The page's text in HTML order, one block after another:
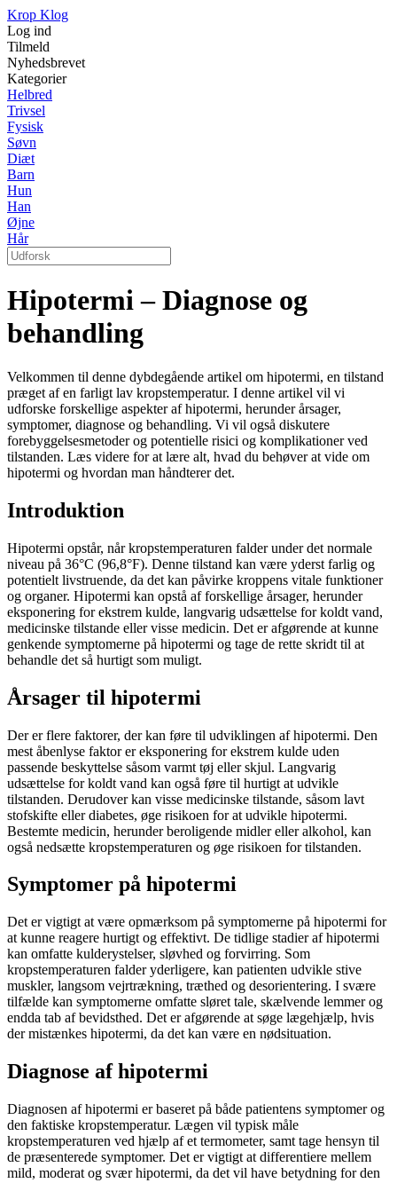
Krop Klog
Log ind
Tilmeld
Nyhedsbrevet
Kategorier
Helbred
Trivsel
Fysisk
Søvn
Diæt
Barn
Hun
Han
Øjne
Hår
Hipotermi – Diagnose og
behandling
Velkommen til denne dybdegående artikel om hipotermi, en tilstand
præget af en farligt lav kropstemperatur. I denne artikel vil vi
udforske forskellige aspekter af hipotermi, herunder årsager,
symptomer, diagnose og behandling. Vi vil også diskutere
forebyggelsesmetoder og potentielle risici og komplikationer ved
tilstanden. Læs videre for at lære alt, hvad du behøver at vide om
hipotermi og hvordan man håndterer det.
Introduktion
Hipotermi opstår, når kropstemperaturen falder under det normale
niveau på 36°C (96,8°F). Denne tilstand kan være yderst farlig og
potentielt livstruende, da det kan påvirke kroppens vitale funktioner
og organer. Hipotermi kan opstå af forskellige årsager, herunder
eksponering for ekstrem kulde, langvarig udsættelse for koldt vand,
medicinske tilstande eller visse medicin. Det er afgørende at kunne
genkende symptomerne på hipotermi og tage de rette skridt til at
behandle det så hurtigt som muligt.
Årsager til hipotermi
Der er flere faktorer, der kan føre til udviklingen af hipotermi. Den
mest åbenlyse faktor er eksponering for ekstrem kulde uden
passende beskyttelse såsom varmt tøj eller skjul. Langvarig
udsættelse for koldt vand kan også føre til hurtigt at udvikle
tilstanden. Derudover kan visse medicinske tilstande, såsom lavt
stofskifte eller diabetes, øge risikoen for at udvikle hipotermi.
Bestemte medicin, herunder beroligende midler eller alkohol, kan
også nedsætte kropstemperaturen og øge risikoen for tilstanden.
Symptomer på hipotermi
Det er vigtigt at være opmærksom på symptomerne på hipotermi for
at kunne reagere hurtigt og effektivt. De tidlige stadier af hipotermi
kan omfatte kulderystelser, sløvhed og forvirring. Som
kropstemperaturen falder yderligere, kan patienten udvikle stive
muskler, langsom vejrtrækning, træthed og desorientering. I svære
tilfælde kan symptomerne omfatte sløret tale, skælvende lemmer og
endda tab af bevidsthed. Det er afgørende at søge lægehjælp, hvis
der mistænkes hipotermi, da det kan være en nødsituation.
Diagnose af hipotermi
Diagnosen af hipotermi er baseret på både patientens symptomer og
den faktiske kropstemperatur. Lægen vil typisk måle
kropstemperaturen ved hjælp af et termometer, samt tage hensyn til
de præsenterede symptomer. Det er vigtigt at differentiere mellem
mild, moderat og svær hipotermi, da det vil have betydning for den